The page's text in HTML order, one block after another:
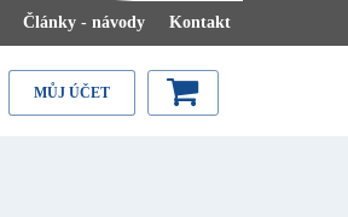
Články - návody Kontakt
MŮJ ÚČET